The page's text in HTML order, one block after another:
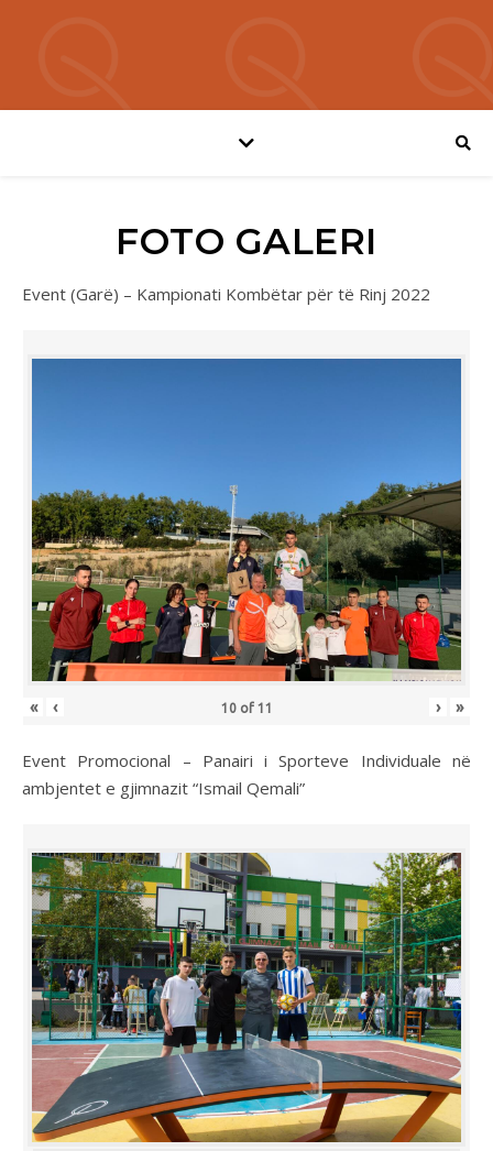
FOTO GALERI
Event (Garë) – Kampionati Kombëtar për të Rinj 2022
« ‹ 10of 11 › »
Event Promocional – Panairi i Sporteve Individuale në
ambjentet e gjimnazit “Ismail Qemali”